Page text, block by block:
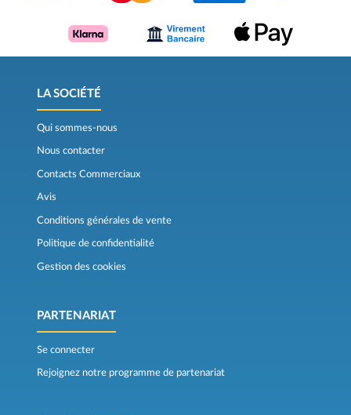
LA SOCIÉTÉ
Qui sommes-nous
Nous contacter
Contacts Commerciaux
Avis
Conditions générales de vente
Politique de confidentialité
Gestion des cookies
PARTENARIAT
Se connecter
Rejoignez notre programme de partenariat